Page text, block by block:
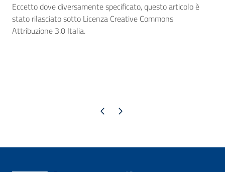
Eccetto dove diversamente specificato, questo articolo è
stato rilasciato sotto Licenza Creative Commons
Attribuzione 3.0 Italia.
Pagina precedente
Pagina successiva